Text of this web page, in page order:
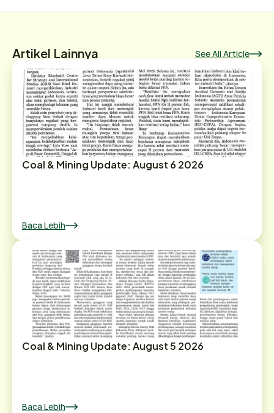
Artikel Lainnya See All Article
Coal & Mining Update: August 6 2026
Baca Lebih
Coal & Mining Update: August 5 2026
Baca Lebih